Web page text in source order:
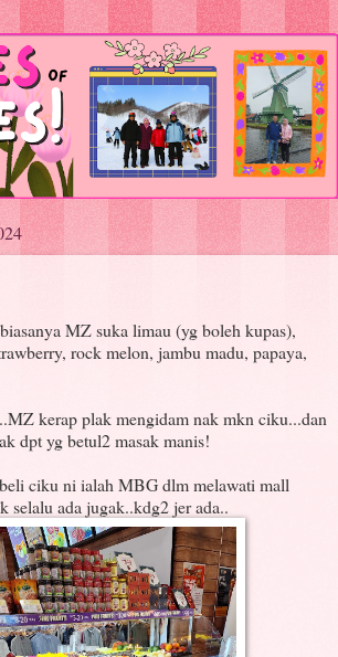
MZ suka limau (yg boleh kupas),
rock melon, jambu madu, papaya,
kerap plak mengidam nak mkn ciku...dan
dpt yg betul2 masak manis!
ciku ni ialah MBG dlm melawati mall
selalu ada jugak..kdg2 jer ada..